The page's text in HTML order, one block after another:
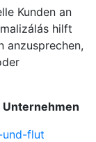
Kunden an
hilft
anzusprechen,
Unternehmen
und-flut